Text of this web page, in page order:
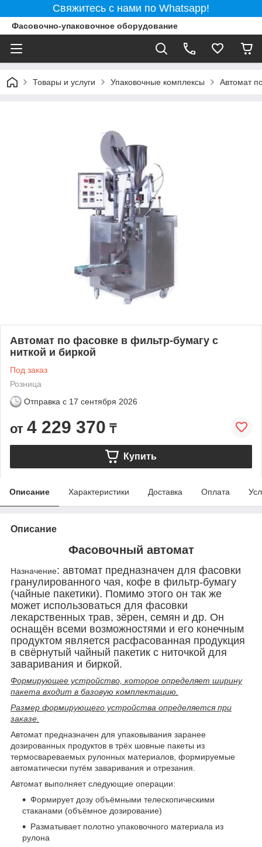
Свяжитесь с нами по Whatsapp!
Фасовочно-упаковочное оборудование
Товары и услуги Упаковочные комплексы Автомат
Автомат по фасовке в фильтр-бумагу с
ниткой и биркой
Под заказ
Розница
Отправка с 17 сентября 2026
от 4 229 370 ₸
Купить
Описание Характеристики Доставка Оплата
Описание
Фасовочный автомат
Назначение: автомат предназначен для фасовки
гранулированного чая, кофе в фильтр-бумагу
(чайные пакетики). Помимо этого он так же
может использоваться для фасовки
лекарственных трав, зёрен, семян и др. Он
оснащён всеми возможностями и его конечным
продуктом является расфасованная продукция
в свёрнутый чайный пакетик с ниточкой для
заваривания и биркой.
Формирующее устройство, которое определяет ширину
пакета входит в базовую комплектацию.
Размер формирующего устройства определяется при
заказе.
Автомат предназначен для упаковывания заранее
дозированных продуктов в трёх шовные пакеты из
термосвареваемых рулонных материалов, формируемые
автоматически путём заваривания и отрезания.
Автомат выполняет следующие операции:
Формирует дозу объёмными телескопическими
стаканами (объёмное дозирование)
Разматывает полотно упаковочного материала из
рулона